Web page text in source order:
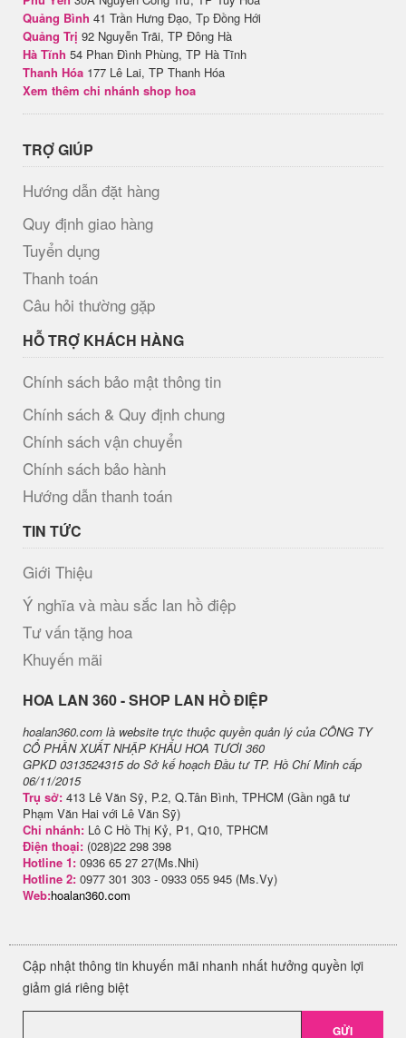
Quảng Bình 41 Trần Hưng Đạo, Tp Đồng Hới
Quảng Trị 92 Nguyễn Trãi, TP Đông Hà
Hà Tĩnh 54 Phan Đình Phùng, TP Hà Tĩnh
Thanh Hóa 177 Lê Lai, TP Thanh Hóa
Xem thêm chi nhánh shop hoa
TRỢ GIÚP
Hướng dẫn đặt hàng
Quy định giao hàng
Tuyển dụng
Thanh toán
Câu hỏi thường gặp
HỖ TRỢ KHÁCH HÀNG
Chính sách bảo mật thông tin
Chính sách & Quy định chung
Chính sách vận chuyển
Chính sách bảo hành
Hướng dẫn thanh toán
TIN TỨC
Giới Thiệu
Ý nghĩa và màu sắc lan hồ điệp
Tư vấn tặng hoa
Khuyến mãi
H​OA LAN 360 - SHOP LAN HỒ ĐIỆP
hoalan360.com là website trực thuộc quyền quản lý của CÔNG TY
CỔ PHẦN XUẤT NHẬP KHẨU HOA TƯƠI 360
GPKD 0313524315 do Sở kế hoạch Đầu tư TP. Hồ Chí Minh cấp
06/11/2015
Trụ sở: 413 Lê Văn Sỹ, P.2, Q.Tân Bình, TPHCM (Gần ngã tư
Phạm Văn Hai với Lê Văn Sỹ)
Chi nhánh: Lô C Hồ Thị Kỷ, P1, Q10, TPHCM
Điện thoại: (028)22 298 398
Hotline 1: 0936 65 27 27(Ms.Nhi)
Hotline 2: 0977 301 303 - 0933 055 945 (Ms.Vy)
Web:hoalan360.com
Cập nhật thông tin khuyến mãi nhanh nhất hưởng quyền lợi
giảm giá riêng biệt
GỬI